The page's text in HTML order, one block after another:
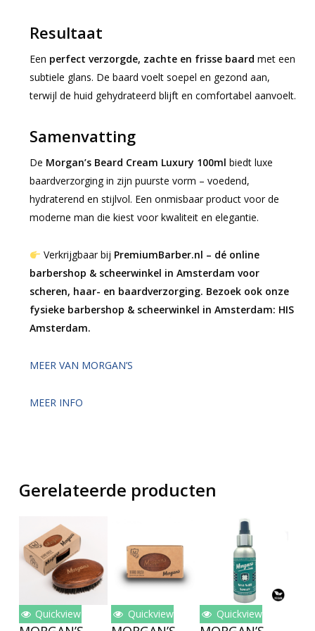
Resultaat
Een perfect verzorgde, zachte en frisse baard met een
subtiele glans. De baard voelt soepel en gezond aan,
terwijl de huid gehydrateerd blijft en comfortabel aanvoelt.
Samenvatting
De Morgan’s Beard Cream Luxury 100ml biedt luxe
baardverzorging in zijn puurste vorm – voedend,
hydraterend en stijlvol. Een onmisbaar product voor de
moderne man die kiest voor kwaliteit en elegantie.
Verkrijgbaar bij PremiumBarber.nl – dé online
barbershop & scheerwinkel in Amsterdam voor
scheren, haar- en baardverzorging. Bezoek ook onze
fysieke barbershop & scheerwinkel in Amsterdam: HIS
Amsterdam.
MEER VAN MORGAN’S
MEER INFO
Gerelateerde producten
Toevoegen
Quickview
Toevoegen
Quickview
Toevoegen
Quickview